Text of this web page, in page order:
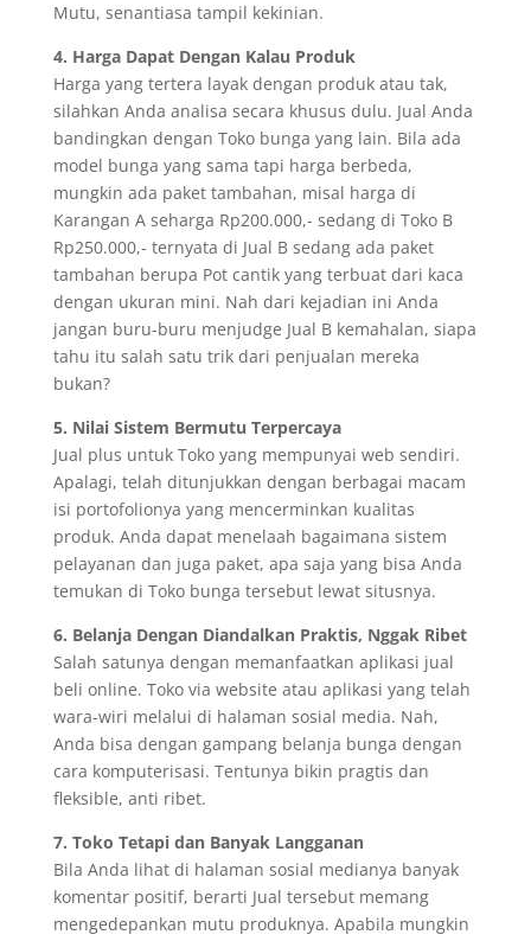
Mutu, senantiasa tampil kekinian.
4. Harga Dapat Dengan Kalau Produk
Harga yang tertera layak dengan produk atau tak,
silahkan Anda analisa secara khusus dulu. Jual Anda
bandingkan dengan Toko bunga yang lain. Bila ada
model bunga yang sama tapi harga berbeda,
mungkin ada paket tambahan, misal harga di
Karangan A seharga Rp200.000,- sedang di Toko B
Rp250.000,- ternyata di Jual B sedang ada paket
tambahan berupa Pot cantik yang terbuat dari kaca
dengan ukuran mini. Nah dari kejadian ini Anda
jangan buru-buru menjudge Jual B kemahalan, siapa
tahu itu salah satu trik dari penjualan mereka
bukan?
5. Nilai Sistem Bermutu Terpercaya
Jual plus untuk Toko yang mempunyai web sendiri.
Apalagi, telah ditunjukkan dengan berbagai macam
isi portofolionya yang mencerminkan kualitas
produk. Anda dapat menelaah bagaimana sistem
pelayanan dan juga paket, apa saja yang bisa Anda
temukan di Toko bunga tersebut lewat situsnya.
6. Belanja Dengan Diandalkan Praktis, Nggak Ribet
Salah satunya dengan memanfaatkan aplikasi jual
beli online. Toko via website atau aplikasi yang telah
wara-wiri melalui di halaman sosial media. Nah,
Anda bisa dengan gampang belanja bunga dengan
cara komputerisasi. Tentunya bikin pragtis dan
fleksible, anti ribet.
7. Toko Tetapi dan Banyak Langganan
Bila Anda lihat di halaman sosial medianya banyak
komentar positif, berarti Jual tersebut memang
mengedepankan mutu produknya. Apabila mungkin